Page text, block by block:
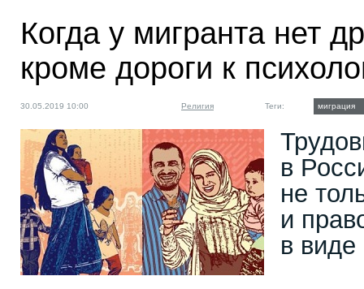
Когда у мигранта нет
кроме дороги к
30.05.2019 10:00 Религия Теги: миграция
в
не
и
в виде